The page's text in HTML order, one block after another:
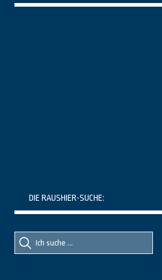
DIE RAUSHIER-SUCHE:
Suche
nach::
Suche
nach: